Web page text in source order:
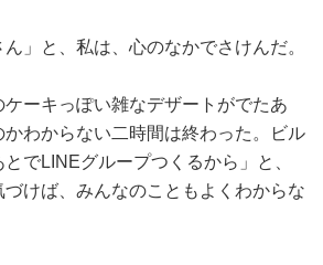
ん」と、私は、心のなかでさけんだ。
ーキっぽい雑なデザートがでたあ
かわからない二時間は終わった。ビル
でLINEグループつくるから」と、
けば、みんなのこともよくわからな